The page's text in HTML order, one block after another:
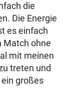
die
Die Energie
es einfach
Match ohne
mit meinen
treten und
großes